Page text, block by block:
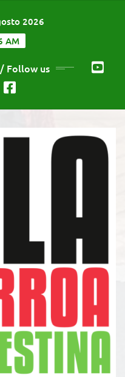
2026
AM
Follow us